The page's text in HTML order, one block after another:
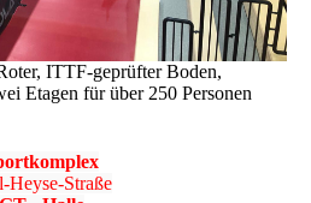
ITTF-geprüfter Boden,
Etagen für über 250 Personen
Heyse-Straße